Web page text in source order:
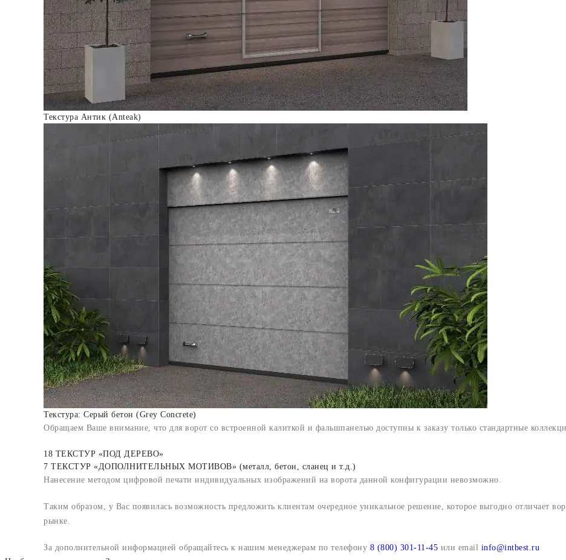
Текстура Антик (Anteak)
Текстура: Серый бетон (Grey Сoncrete)
Обращаем Ваше внимание, что для ворот со встроенной калиткой и фальшпанелью доступны к заказу только стандартные
18 ТЕКСТУР «ПОД ДЕРЕВО»
7 ТЕКСТУР «ДОПОЛНИТЕЛЬНЫХ МОТИВОВ» (металл, бетон, сланец и т.д.)
Нанесение методом цифровой печати индивидуальных изображений на ворота данной конфигурации невозможно.
Таким образом, у Вас появилась возможность предложить клиентам очередное уникальное решение, которое выгодно отличает
рынке.
За дополнительной информацией обращайтесь к нашим менеджерам по телефону 8 (800) 301-11-45 или email info@intbest.ru